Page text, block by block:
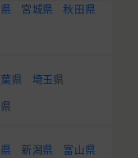
宮城県
秋田県
県
埼玉県
新潟県
富山県